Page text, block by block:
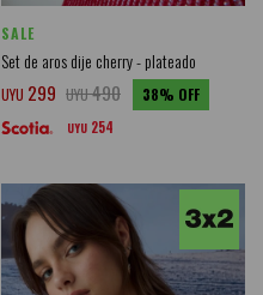
SALE
Set de aros dije cherry - plateado
UYU 299 UYU490 38
UYU 254